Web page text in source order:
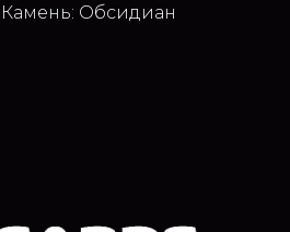
Камень: Обсидиан